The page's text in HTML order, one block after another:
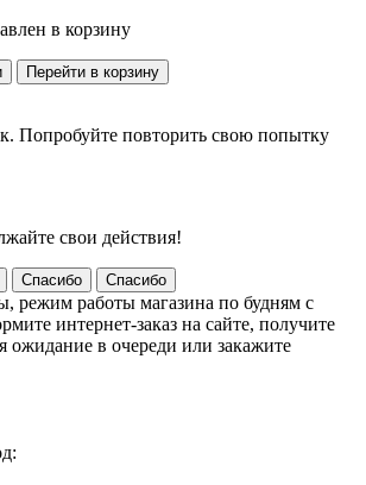
в корзину
Попробуйте повторить свою попытку
свои действия!
Спасибо Спасибо
режим работы магазина по будням с
интернет-заказ на сайте, получите
ожидание в очереди или закажите